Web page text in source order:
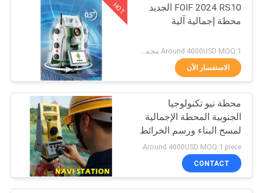
جولة
المعمل
مراقبة
الجودة
اتصل
منشور المسح الصغير
منشور 360 درجة
13
HOT
FOIF 2024 RS10 الجديد
محطة إجمالية آلية
الاستفسار الآن
محطة نيو تكنولوجيا
الجنوبية المحطة الإجمالية
لمسح البناء ورسم الخرائط
Around 4000USD MOQ:1 piece
CONTACT